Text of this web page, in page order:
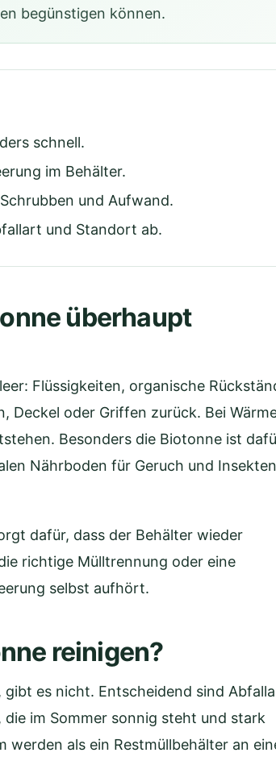
begünstigen können.
schnell.
im Behälter.
und Aufwand.
und Standort ab.
überhaupt
Flüssigkeiten, organische
Deckel oder Griffen zurück. Bei
Besonders die Biotonne ist
Nährboden für Geruch und Insekten
dafür, dass der Behälter wieder
richtige Mülltrennung oder eine
selbst aufhört.
reinigen?
es nicht. Entscheidend sind
im Sommer sonnig steht und stark
als ein Restmüllbehälter an